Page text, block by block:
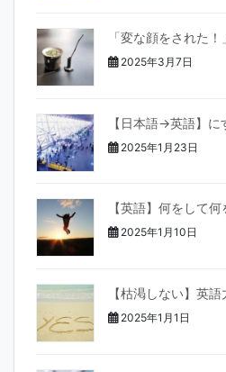
「変な顔をされた
2025年3月7日
【日本語→英語】に
2025年1月23日
【英語】何をして
2025年1月10日
【枯渇しない】英
2025年1月1日